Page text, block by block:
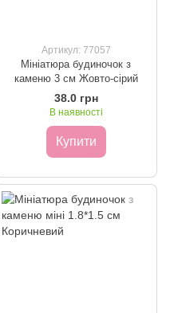
Артикул: 77057
Мініатюра будиночок з
каменю 3 см Жовто-сірий
38.0 грн
В наявності
Купити